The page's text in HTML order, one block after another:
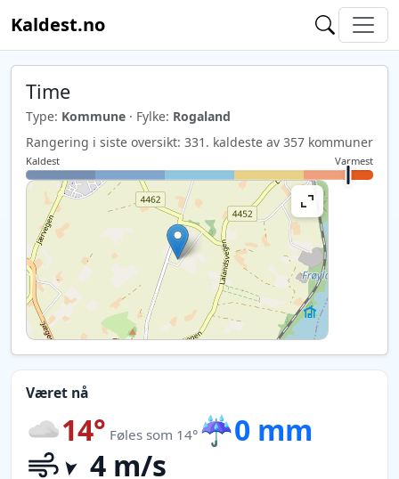
Kaldest.no
Time
Type: Kommune · Fylke: Rogaland
Rangering i siste oversikt: 331. kaldeste av 357 kommuner
Kaldest Varmest
Været nå
14° Føles som 14° ☔0 mm
4 m/s